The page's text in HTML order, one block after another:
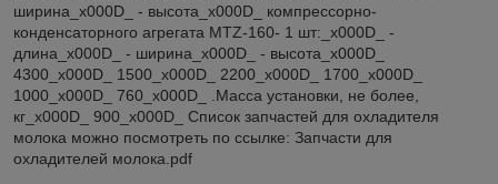
ширина_x000D_ - высота_x000D_ компрессорно-
конденсаторного агрегата МТZ-160- 1 шт:_x000D_ -
длина_x000D_ - ширина_x000D_ - высота_x000D_
4300_x000D_ 1500_x000D_ 2200_x000D_ 1700_x000D_
1000_x000D_ 760_x000D_ .Масса установки, не более,
кг_x000D_ 900_x000D_ Список запчастей для охладителя
молока можно посмотреть по ссылке: Запчасти для
охладителей молока.pdf